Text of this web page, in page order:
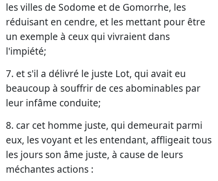
les villes de Sodome et de Gomorrhe, les
réduisant en cendre, et les mettant pour être
un exemple à ceux qui vivraient dans
l'impiété;
7. et s'il a délivré le juste Lot, qui avait eu
beaucoup à souffrir de ces abominables par
leur infâme conduite;
8. car cet homme juste, qui demeurait parmi
eux, les voyant et les entendant, affligeait tous
les jours son âme juste, à cause de leurs
méchantes actions :